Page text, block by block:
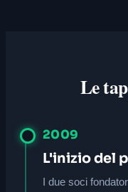
Le
2009
L'inizio del
I due soci